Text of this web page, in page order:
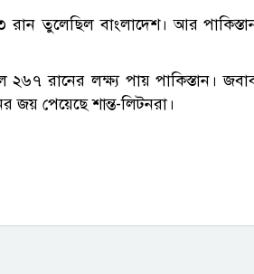
তুলেছিল বাংলাদেশ। আর
রানের লক্ষ্য পায় পাকিস্তান।
পেয়েছে শান্ত-লিটনরা।